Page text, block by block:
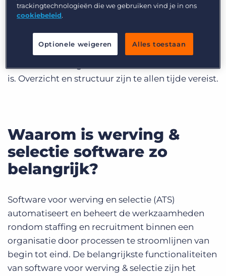
kandidaatschaarste. Een fout is dus snel
gemaakt.
zorgvuldig proces waarbij een gestroomlijnd
is. Overzicht en structuur zijn te allen tijde vereist.
Waarom is werving &
selectie software zo
belangrijk?
Software voor werving en selectie (ATS)
automatiseert en beheert de werkzaamheden
rondom staffing en recruitment binnen een
organisatie door processen te stroomlijnen van
begin tot eind. De belangrijkste functionaliteiten
van software voor werving & selectie zijn het
trackingtechnologieën die we gebruiken vind je in ons
cookiebeleid.
Optionele weigeren Alles toestaan